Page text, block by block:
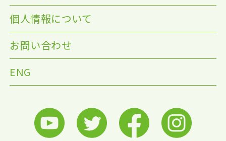
個人情報について
お問い合わせ
ENG